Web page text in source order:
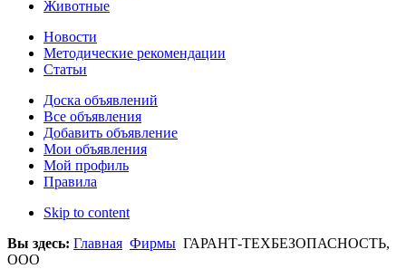
Животные
Новости
Методические рекомендации
Статьи
Доска объявлений
Все объявления
Добавить объявление
Мои объявления
Мой профиль
Правила
Skip to content
Вы здесь: Главная Фирмы ГАРАНТ-ТЕХБЕЗОПАСНОСТЬ,
ООО